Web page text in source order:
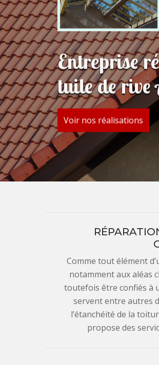
Entreprise
tuile de rive
Voir nos réalisations
Comme tout élément
notamment aux aléas
toutefois être confiés à
servent entre autres
l’étanchéité de la
propose des